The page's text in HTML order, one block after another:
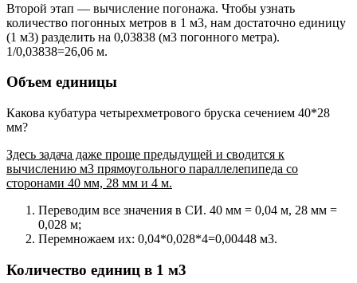
Второй этап — вычисление погонажа. Чтобы узнать
количество погонных метров в 1 м3, нам достаточно единицу
(1 м3) разделить на 0,03838 (м3 погонного метра).
1/0,03838=26,06 м.
Объем единицы
Какова кубатура четырехметрового бруска сечением 40*28
мм?
Здесь задача даже проще предыдущей и сводится к
вычислению м3 прямоугольного параллелепипеда со
сторонами 40 мм, 28 мм и 4 м.
Переводим все значения в СИ. 40 мм = 0,04 м, 28 мм =
0,028 м;
Перемножаем их: 0,04*0,028*4=0,00448 м3.
Количество единиц в 1 м3